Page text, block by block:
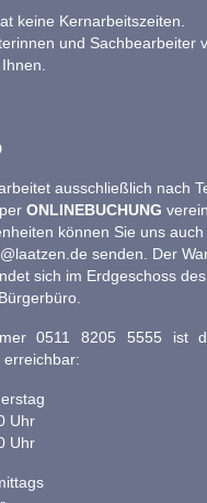
keine Kernarbeitszeiten.
und Sachbearbeiter
ausschließlich nach
ONLINEBUCHUNG
können Sie uns
senden. Der
sich im Erdgeschoss
0511 8205 5555 ist
Uhr
Uhr